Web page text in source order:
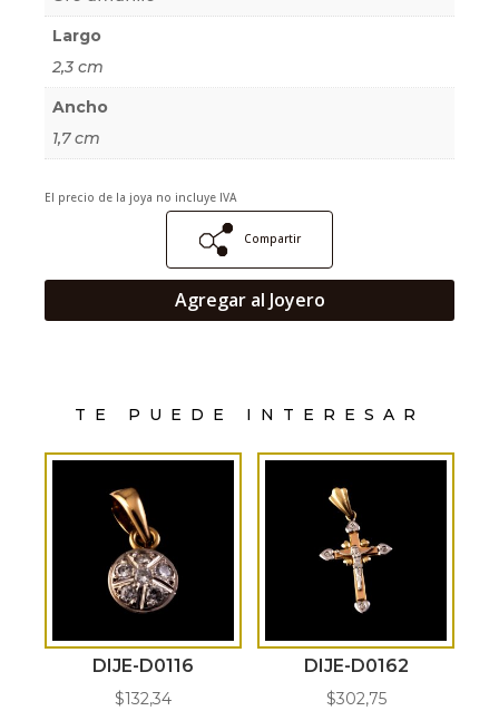
Largo
2,3 cm
Ancho
1,7 cm
El precio de la joya no incluye IVA
Compartir
Agregar al Joyero
TE PUEDE INTERESAR
DIJE-D0116
$132,34
DIJE-D0162
$302,75